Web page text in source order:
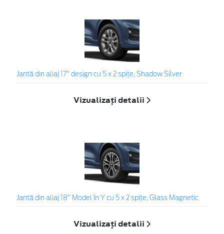
Jantă din aliaj 17" design cu 5 x 2 spiţe, Shadow Silver
Vizualizați detalii
Jantă din aliaj 18" Model în Y cu 5 x 2 spițe, Glass Magnetic
Vizualizați detalii